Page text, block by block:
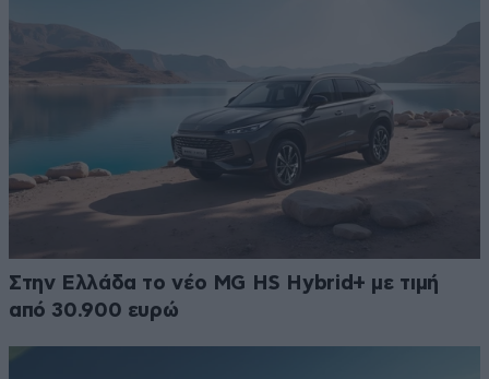
Στην Ελλάδα το νέο MG HS Hybrid+ με τιμή
από 30.900 ευρώ